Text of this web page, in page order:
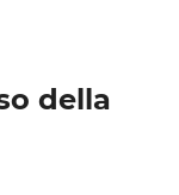
della